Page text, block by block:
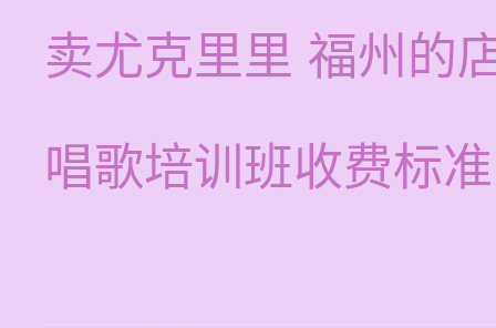
卖尤克里里 福州的
唱歌培训班收费标准